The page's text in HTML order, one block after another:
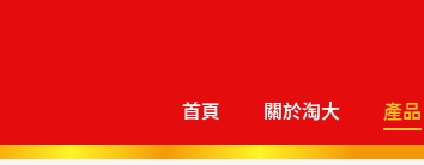
首頁 關於淘大 產品